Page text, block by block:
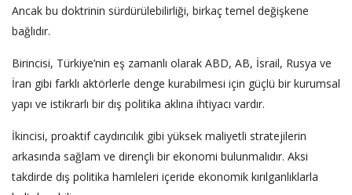
Ancak bu doktrinin sürdürülebilirliği, birkaç temel değişkene
bağlıdır.
Birincisi, Türkiye’nin eş zamanlı olarak ABD, AB, İsrail, Rusya ve
İran gibi farklı aktörlerle denge kurabilmesi için güçlü bir kurumsal
yapı ve istikrarlı bir dış politika aklına ihtiyacı vardır.
İkincisi, proaktif caydırıcılık gibi yüksek maliyetli stratejilerin
arkasında sağlam ve dirençli bir ekonomi bulunmalıdır. Aksi
takdirde dış politika hamleleri içeride ekonomik kırılganlıklarla